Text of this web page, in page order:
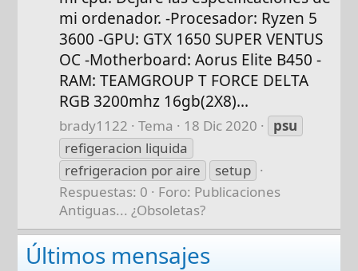
mi ordenador. -Procesador: Ryzen 5
3600 -GPU: GTX 1650 SUPER VENTUS
OC -Motherboard: Aorus Elite B450 -
RAM: TEAMGROUP T FORCE DELTA
RGB 3200mhz 16gb(2X8)...
brady1122 Tema 18 Dic 2020
psu
refigeracion liquida
refrigeracion por aire
setup
Respuestas: 0
Foro: Publicaciones
Antiguas... ¿Obsoletas?
Últimos mensajes